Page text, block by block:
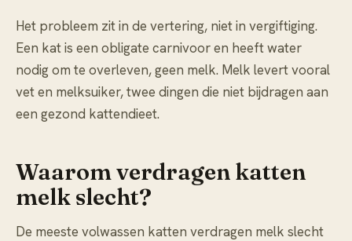
Het probleem zit in de vertering, niet in vergiftiging.
Een kat is een obligate carnivoor en heeft water
nodig om te overleven, geen melk. Melk levert vooral
vet en melksuiker, twee dingen die niet bijdragen aan
een gezond kattendieet.
Waarom verdragen katten
melk slecht?
De meeste volwassen katten verdragen melk slecht